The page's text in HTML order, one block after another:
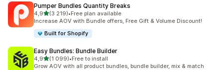
Pumper Bundles Quantity Breaks
4,9z 5 hvězd
(3 219)
Celkový počet recenzí: 3219
•Free plan available
Increase AOV with Bundle offers, Free Gift & Volume Discount!
Built for Shopify
Easy Bundles: Bundle Builder
4,9z 5 hvězd
(1 099)
Celkový počet recenzí: 1099
•Free to install
Grow AOV with all product bundles, bundle builder, mix & match